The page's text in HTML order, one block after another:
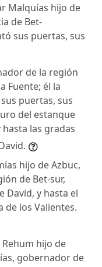
Malquías hijo de
de Bet-
sus puertas, sus
de la región
Fuente; él la
puertas, sus
del estanque
las gradas
hijo de Azbuc,
de Bet-sur,
David, y hasta el
de los Valientes.
hijo de
gobernador de